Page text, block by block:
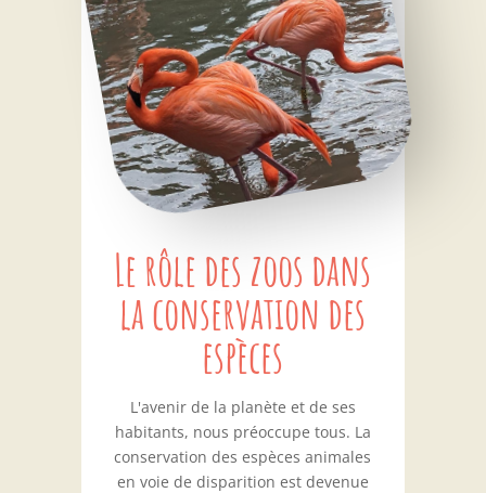
Le rôle des zoos dans
la conservation des
espèces
L'avenir de la planète et de ses
habitants, nous préoccupe tous. La
conservation des espèces animales
en voie de disparition est devenue